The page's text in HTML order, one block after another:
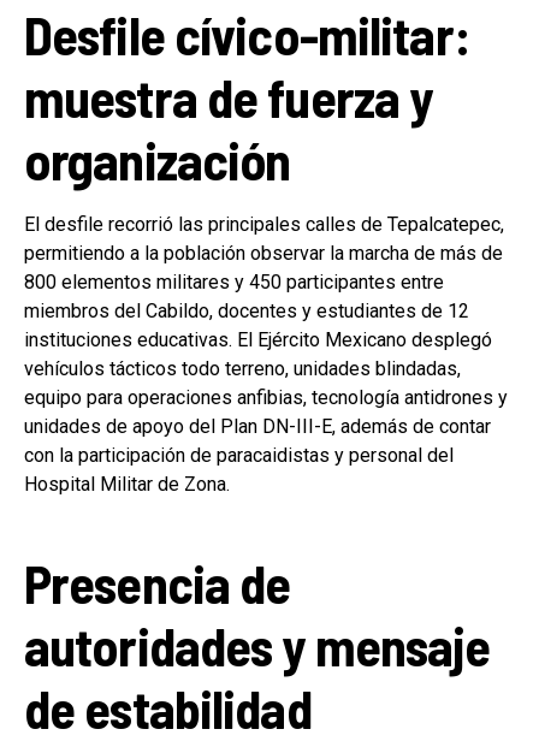
Desfile cívico-militar:
muestra de fuerza y
organización
El desfile recorrió las principales calles de Tepalcatepec,
permitiendo a la población observar la marcha de más de
800 elementos militares y 450 participantes entre
miembros del Cabildo, docentes y estudiantes de 12
instituciones educativas. El Ejército Mexicano desplegó
vehículos tácticos todo terreno, unidades blindadas,
equipo para operaciones anfibias, tecnología antidrones y
unidades de apoyo del Plan DN-III-E, además de contar
con la participación de paracaidistas y personal del
Hospital Militar de Zona.
Presencia de
autoridades y mensaje
de estabilidad